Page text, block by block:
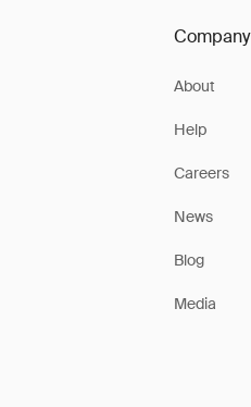
Company
About
Help
Careers
News
Blog
Media